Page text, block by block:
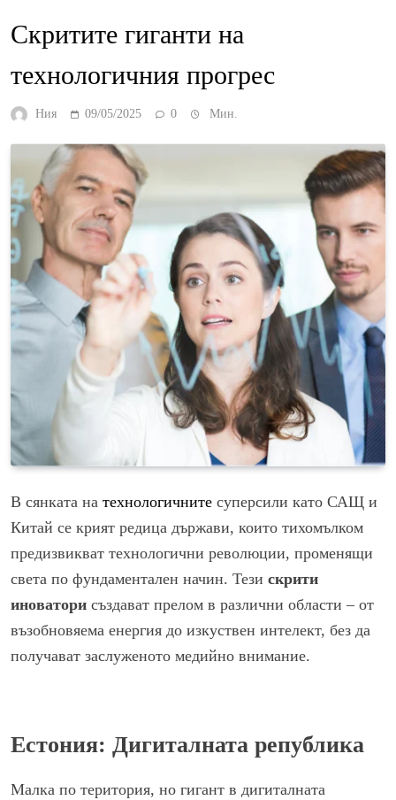
Скритите гиганти на
технологичния прогрес
Ния 09/05/2025 0 Мин.
В сянката на технологичните суперсили като САЩ и
Китай се крият редица държави, които тихомълком
предизвикват технологични революции, променящи
света по фундаментален начин. Тези скрити
иноватори създават прелом в различни области – от
възобновяема енергия до изкуствен интелект, без да
получават заслуженото медийно внимание.
Естония: Дигиталната република
Малка по територия, но гигант в дигиталната